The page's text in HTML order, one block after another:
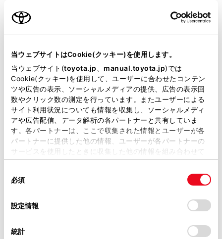
当ウェブサイトはCookie(クッキー)を使用します。
当ウェブサイト(toyota.jp manual.toyota.jp)では
Cookie(クッキー)を使用して、ユーザーに合わせたコンテン
ツや広告の表示、ソーシャルメディアの提供、広告の表示回
数やクリック数の測定を行っています。またユーザーによる
サイト利用状況についても情報を収集し、ソーシャルメディ
アや広告配信、データ解析の各パートナーと共有していま
す。各パートナーは、ここで収集された情報とユーザーが各
パートナーに提供した他の情報、ユーザーが各パートナーの
サービスを使用したときに収集した他の情報を組み合わせて
使用することがあります。当ウェブサイトの使用を続行する
デバイスにすべてのCookie(クッキー)が保存されることに同
意したことになります。Cookie(クッキー)のオプトアウト、
設定の変更、同意を撤回したりするにあたっては、当社の
「Cookie（クッキー）情報の取り扱いについて
」をご覧くだ
必須
設定情報
統計
Toyota Safety Sense・Lexus Safety Systemのﾌﾟﾘｸﾗｯｼｭｾｰﾌﾃｨ
（対車両・歩行者）
車線逸脱警報
クルーズコントロール
先進ライト
ブラインドスポットモニター（後側方検知）
※ 記録媒体(SDカード等)は別途ご購入いただく場合がございます